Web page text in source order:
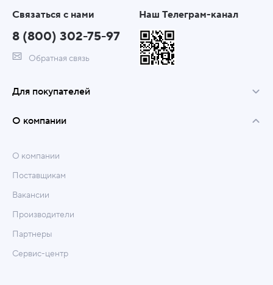
Связаться с нами
8 (800) 302-75-97
Обратная связь
Наш Телеграм-канал
Для покупателей
О компании
О компании
Поставщикам
Вакансии
Производители
Партнеры
Сервис-центр